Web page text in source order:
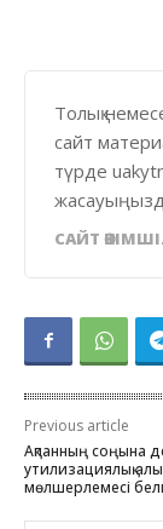
Толық
сайт
түрде
САЙТ
Previous article
Ақпанның соңына
утилизациялық
мөлшерлемесі